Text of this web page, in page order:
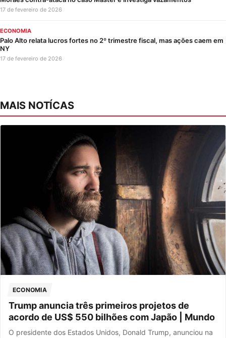
17 de fevereiro de 2026
ECONOMIA
Palo Alto relata lucros fortes no 2º trimestre fiscal, mas ações caem em
NY
17 de fevereiro de 2026
MAIS NOTÍCAS
ECONOMIA
Trump anuncia três primeiros projetos de
acordo de US$ 550 bilhões com Japão | Mundo
O presidente dos Estados Unidos, Donald Trump, anunciou na